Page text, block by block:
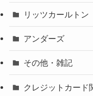
リッツカールトン
アンダーズ
その他・雑記
クレジットカード